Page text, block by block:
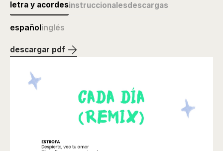
letra y acordesinstruccionalesdescargas
españolinglés
descargar pdf